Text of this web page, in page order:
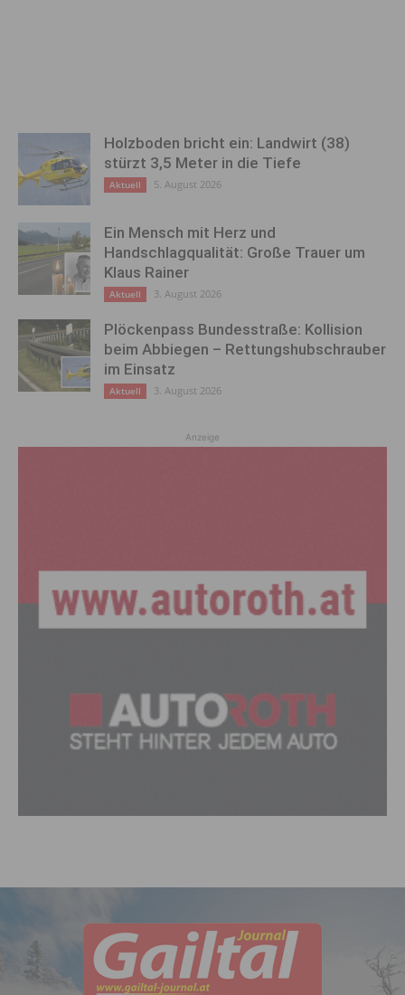
Holzboden bricht ein: Landwirt (38)
stürzt 3,5 Meter in die Tiefe
Aktuell 5. August 2026
Ein Mensch mit Herz und
Handschlagqualität: Große Trauer um
Klaus Rainer
Aktuell 3. August 2026
Plöckenpass Bundesstraße: Kollision
beim Abbiegen – Rettungshubschrauber
im Einsatz
Aktuell 3. August 2026
Anzeige